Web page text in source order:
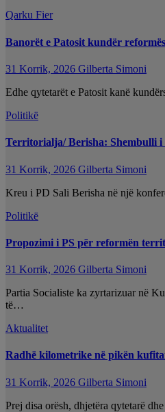
Qarku Fier
Banorët e Patosit kundër
31 Korrik, 2026 Gilberta Simoni
Edhe qytetarët e Patosit kanë
Politikë
Territorialja/ Berisha: Shembulli i
31 Korrik, 2026 Gilberta Simoni
Kreu i PD Sali Berisha në një
Politikë
Propozimi i PS për reformën
31 Korrik, 2026 Gilberta Simoni
Partia Socialiste ka zyrtarizuar në
të…
Aktualitet
Radhë kilometrike në pikën
31 Korrik, 2026 Gilberta Simoni
Prej disa orësh, dhjetëra qytetarë